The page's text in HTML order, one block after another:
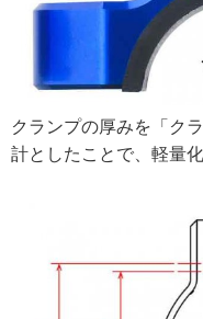
クランプの厚みを「ク
計としたことで、軽量化